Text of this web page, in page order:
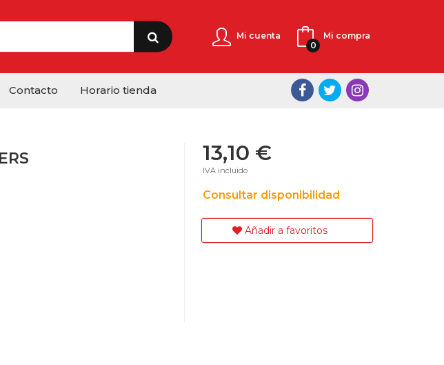
Mi cuenta
Mi compra
0
Contacto Horario tienda
13,10 €
IVA incluido
Consultar disponibilidad
Añadir a favoritos